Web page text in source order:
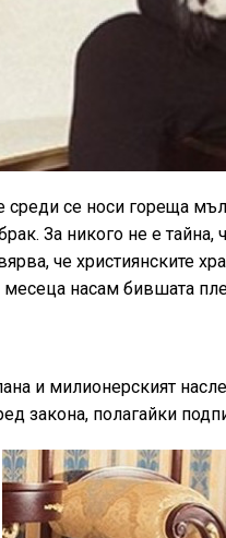
среди се носи гореща
За никого не е
че християнските
насам бившата
и милионерският
закона, полагайки